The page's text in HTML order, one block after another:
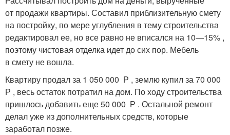
от продажи квартиры. Составил приблизительную смету
на постройку, по мере углубления в тему строительства
редактировал ее, но все равно не вписался на 10—15% ,
поэтому чистовая отделка идет до сих пор. Мебель
в смету не вошла.
Квартиру продал за 1 050 000 Р , землю купил за 70 000
Р , весь остаток потратил на дом. По ходу строительства
пришлось добавить еще 50 000 Р . Остальной ремонт
делал уже из дополнительных средств, которые
заработал позже.